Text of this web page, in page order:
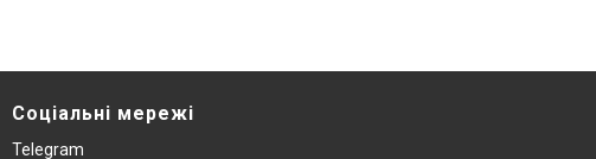
Соціальні мережі
Telegram